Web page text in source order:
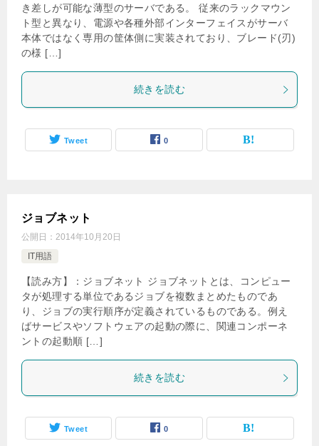
き差しが可能な薄型のサーバである。 従来のラックマウン
ト型と異なり、電源や各種外部インターフェイスがサーバ
本体ではなく専用の筐体側に実装されており、ブレード(刃)
の様 […]
続きを読む
Tweet 0
ジョブネット
公開日： 2014年10月20日
IT用語
【読み方】：ジョブネット ジョブネットとは、コンピュー
タが処理する単位であるジョブを複数まとめたものであ
り、ジョブの実行順序が定義されているものである。例え
ばサービスやソフトウェアの起動の際に、関連コンポーネ
ントの起動順 […]
続きを読む
Tweet 0